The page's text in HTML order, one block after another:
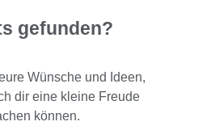
gefunden?
Wünsche und Ideen,
dir eine kleine Freude
können.